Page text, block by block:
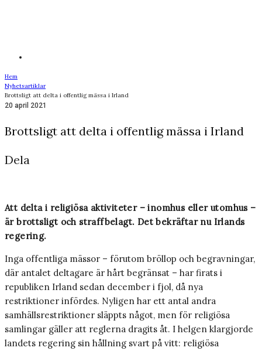
Hem
Nyhetsartiklar
Brottsligt att delta i offentlig mässa i Irland
20 april 2021
Brottsligt att delta i offentlig mässa i Irland
Dela
Att delta i religiösa aktiviteter – inomhus eller utomhus –
är brottsligt och straffbelagt. Det bekräftar nu Irlands
regering.
Inga offentliga mässor – förutom bröllop och begravningar,
där antalet deltagare är hårt begränsat – har firats i
republiken Irland sedan december i fjol, då nya
restriktioner infördes. Nyligen har ett antal andra
samhällsrestriktioner släppts något, men för religiösa
samlingar gäller att reglerna dragits åt. I helgen klargjorde
landets regering sin hållning svart på vitt: religiösa